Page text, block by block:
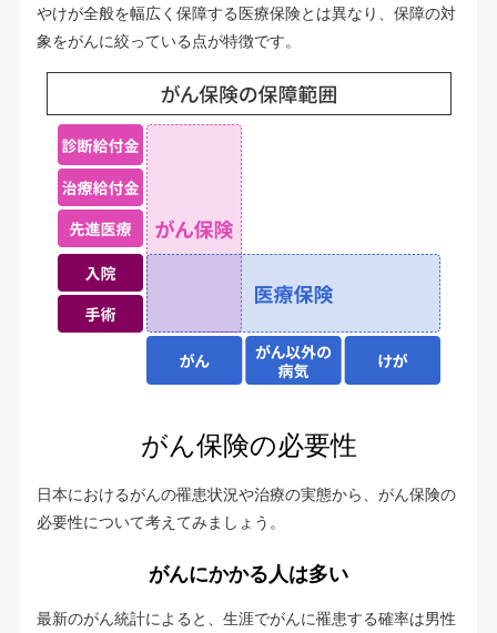
やけが全般を幅広く保障する医療保険とは異なり、保障の対
象をがんに絞っている点が特徴です。
がん保険の必要性
日本におけるがんの罹患状況や治療の実態から、がん保険の
必要性について考えてみましょう。
がんにかかる人は多い
最新のがん統計によると、生涯でがんに罹患する確率は男性